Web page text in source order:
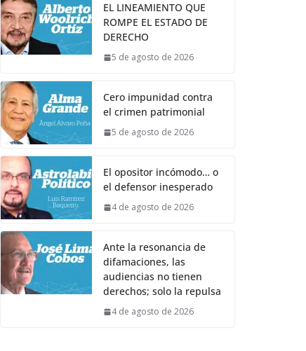
EL LINEAMIENTO QUE
ROMPE EL ESTADO DE
DERECHO
5 de agosto de 2026
Cero impunidad contra
el crimen patrimonial
5 de agosto de 2026
El opositor incómodo… o
el defensor inesperado
4 de agosto de 2026
Ante la resonancia de
difamaciones, las
audiencias no tienen
derechos; solo la repulsa
4 de agosto de 2026